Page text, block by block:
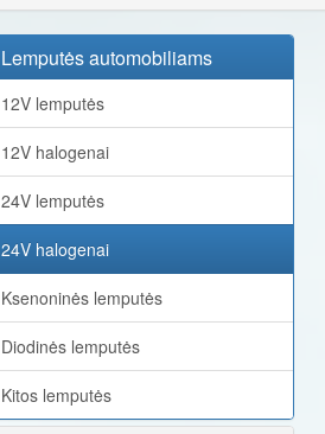
Lemputės automobiliams
12V lemputės
12V halogenai
24V lemputės
24V halogenai
Ksenoninės lemputės
Diodinės lemputės
Kitos lemputės